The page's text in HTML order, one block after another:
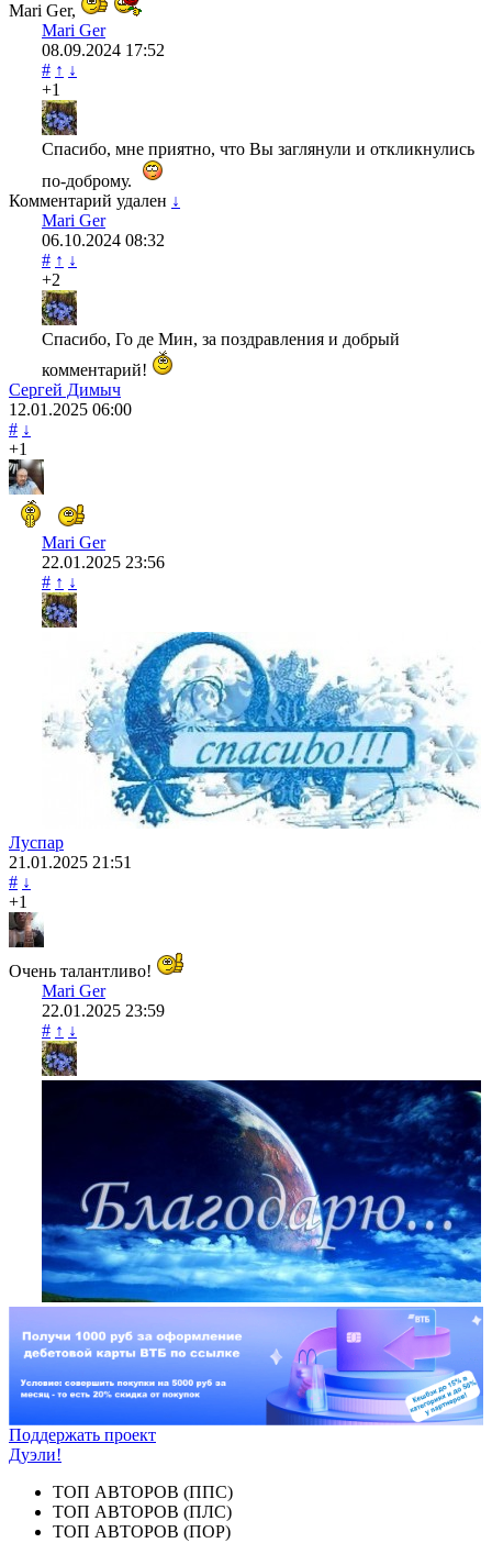
Mari Ger,
Mari Ger
08.09.2024 17:52
# ↑ ↓
+1
Спасибо, мне приятно, что Вы заглянули и откликнулись
по-доброму.
Комментарий удален ↓
Mari Ger
06.10.2024 08:32
# ↑ ↓
+2
Спасибо, Го де Мин, за поздравления и добрый
комментарий!
Сергей Димыч
12.01.2025 06:00
# ↓
+1
Mari Ger
22.01.2025 23:56
# ↑ ↓
Луспар
21.01.2025 21:51
# ↓
+1
Очень талантливо!
Mari Ger
22.01.2025 23:59
# ↑ ↓
Поддержать проект
Дуэли!
ТОП АВТОРОВ (ППС)
ТОП АВТОРОВ (ПЛС)
ТОП АВТОРОВ (ПОР)